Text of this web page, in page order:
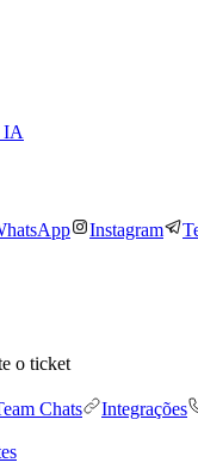
IA
Instagram
o ticket
Chats Integrações